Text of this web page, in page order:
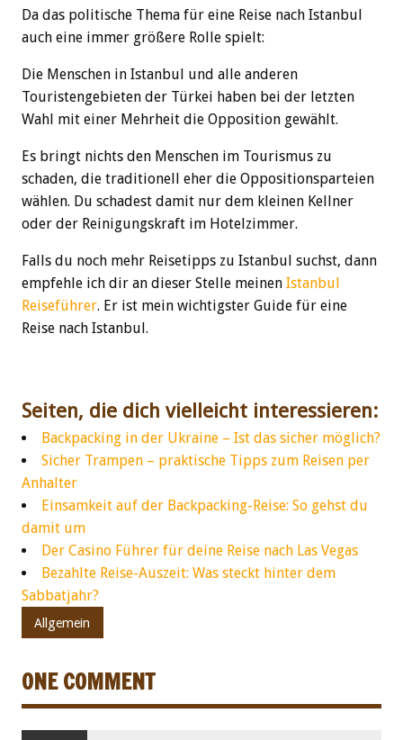
Da das politische Thema für eine Reise nach Istanbul
auch eine immer größere Rolle spielt:
Die Menschen in Istanbul und alle anderen
Touristengebieten der Türkei haben bei der letzten
Wahl mit einer Mehrheit die Opposition gewählt.
Es bringt nichts den Menschen im Tourismus zu
schaden, die traditionell eher die Oppositionsparteien
wählen. Du schadest damit nur dem kleinen Kellner
oder der Reinigungskraft im Hotelzimmer.
Falls du noch mehr Reisetipps zu Istanbul suchst, dann
empfehle ich dir an dieser Stelle meinen Istanbul
Reiseführer. Er ist mein wichtigster Guide für eine
Reise nach Istanbul.
Seiten, die dich vielleicht interessieren:
Backpacking in der Ukraine – Ist das sicher möglich?
Sicher Trampen – praktische Tipps zum Reisen per
Anhalter
Einsamkeit auf der Backpacking-Reise: So gehst du
damit um
Der Casino Führer für deine Reise nach Las Vegas
Bezahlte Reise-Auszeit: Was steckt hinter dem
Sabbatjahr?
Allgemein
ONE COMMENT